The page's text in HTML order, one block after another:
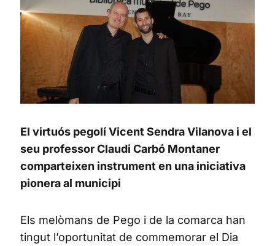
El virtuós pegolí Vicent Sendra Vilanova i el
seu professor Claudi Carbó Montaner
comparteixen instrument en una iniciativa
pionera al municipi
Els melòmans de Pego i de la comarca han
tingut l’oportunitat de commemorar el Dia